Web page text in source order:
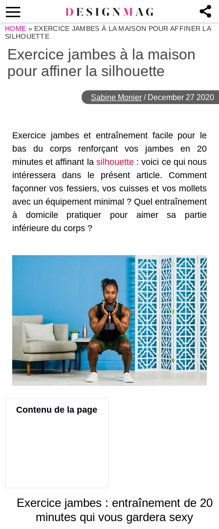
HOME » EXERCICE JAMBES À LA MAISON POUR AFFINER LA
SILHOUETTE
Exercice jambes à la maison
pour affiner la silhouette
Sabine Monier / December 27 2020
Exercice jambes et entraînement facile pour le
bas du corps renforçant vos jambes en 20
minutes et affinant la silhouette: voici ce qui nous
intéressera dans le présent article. Comment
façonner vos fessiers, vos cuisses et vos mollets
avec un équipement minimal ? Quel entraînement
à domicile pratiquer pour aimer sa partie
inférieure du corps ?
Contenu de la page
Exercice jambes : entraînement de 20
minutes qui vous gardera sexy